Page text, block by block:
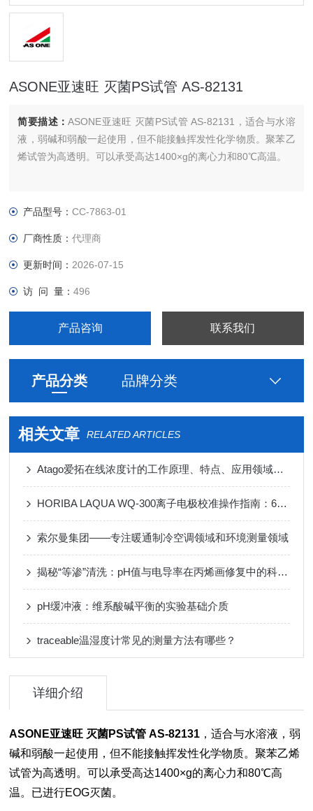
ASONE亚速旺 灭菌PS试管 AS-82131
简要描述：ASONE亚速旺 灭菌PS试管 AS-82131，适合与水溶
液，弱碱和弱酸一起使用，但不能接触挥发性化学物质。聚苯乙
烯试管为高透明。可以承受高达1400×g的离心力和80℃高温。
产品型号：CC-7863-01
厂商性质：代理商
更新时间： 2026-07-15
访 问 量：496
产品咨询 联系我们
产品分类 品牌分类
相关文章 RELATED ARTICLES
Atago爱拓在线浓度计的工作原理、特点、应用领域以及未来的发展趋势
HORIBA LAQUA WQ-300离子电极校准操作指南：6步高效通关清单
索尔曼集团——专注暖通制冷空调领域和环境测量领域
揭秘“等渗”清洗：pH值与电导率在丙烯画修复中的科学原理
pH缓冲液：维系酸碱平衡的实验基础介质
traceable温湿度计常见的测量方法有哪些？
详细介绍
ASONE亚速旺 灭菌PS试管 AS-82131 ，适合与水溶液，弱
碱和弱酸一起使用，但不能接触挥发性化学物质。聚苯乙烯
试管为高透明。可以承受高达1400×g的离心力和80℃高
温。已进行EOG灭菌。